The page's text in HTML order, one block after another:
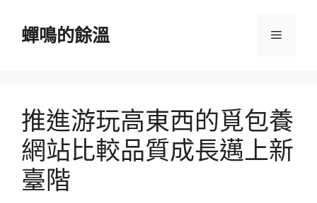
蟬鳴的餘溫 選
推進游玩高東西的覓包養
網站比較品質成長邁上新
臺階